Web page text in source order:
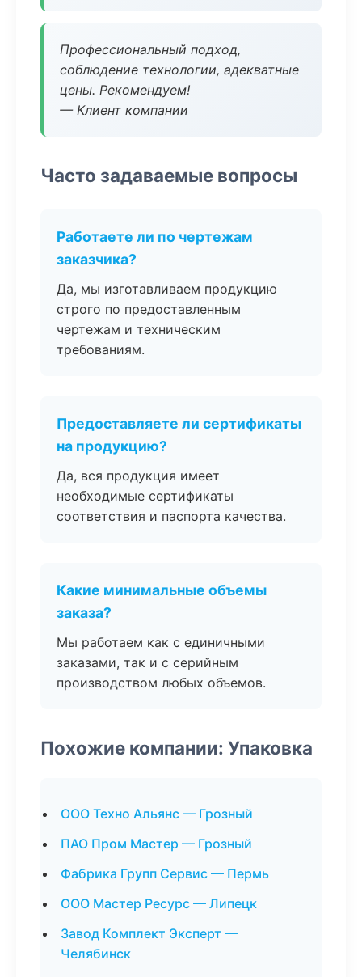
Профессиональный подход,
соблюдение технологии, адекватные
цены. Рекомендуем!
— Клиент компании
Часто задаваемые вопросы
Работаете ли по чертежам
заказчика?
Да, мы изготавливаем продукцию
строго по предоставленным
чертежам и техническим
требованиям.
Предоставляете ли сертификаты
на продукцию?
Да, вся продукция имеет
необходимые сертификаты
соответствия и паспорта качества.
Какие минимальные объемы
заказа?
Мы работаем как с единичными
заказами, так и с серийным
производством любых объемов.
Похожие компании: Упаковка
ООО Техно Альянс — Грозный
ПАО Пром Мастер — Грозный
Фабрика Групп Сервис — Пермь
ООО Мастер Ресурс — Липецк
Завод Комплект Эксперт —
Челябинск